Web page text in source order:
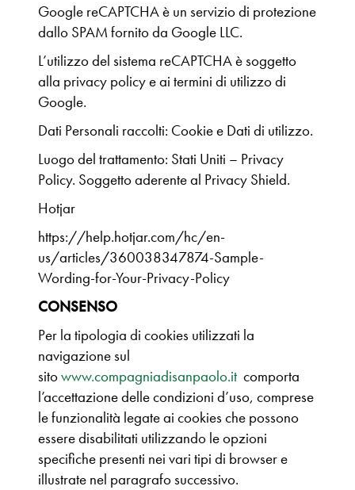
Google reCAPTCHA è un servizio di protezione
dallo SPAM fornito da Google LLC.
L’utilizzo del sistema reCAPTCHA è soggetto
alla privacy policy e ai termini di utilizzo di
Google.
Dati Personali raccolti: Cookie e Dati di utilizzo.
Luogo del trattamento: Stati Uniti – Privacy
Policy. Soggetto aderente al Privacy Shield.
Hotjar
https://help.hotjar.com/hc/en-
us/articles/360038347874-Sample-
Wording-for-Your-Privacy-Policy
CONSENSO
Per la tipologia di cookies utilizzati la
navigazione sul
sitowww.compagniadisanpaolo.it comporta
l’accettazione delle condizioni d’uso, comprese
le funzionalità legate ai cookies che possono
essere disabilitati utilizzando le opzioni
specifiche presenti nei vari tipi di browser e
illustrate nel paragrafo successivo.